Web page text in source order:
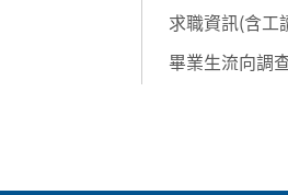
求職資訊(含工
畢業生流向調